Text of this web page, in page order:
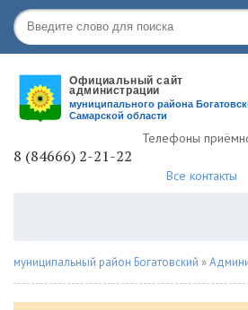
Телефоны
8 (84666) 2-21-22
Все контакты
муниципальный район Богатовский »